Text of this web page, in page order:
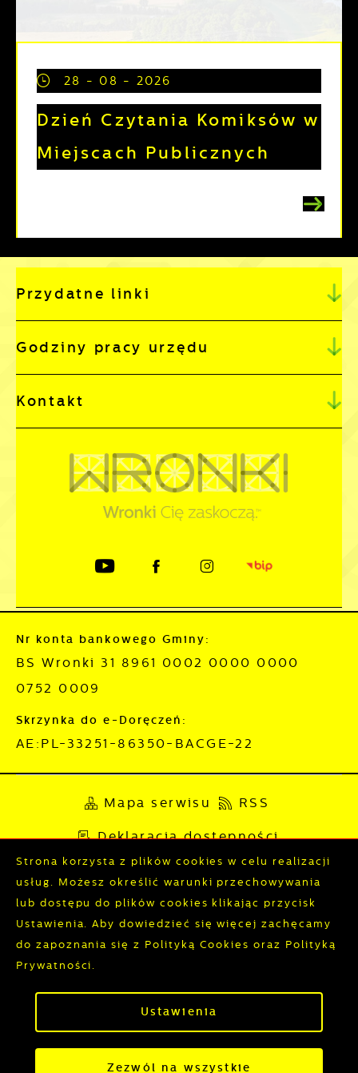
28 - 08 - 2026
Dzień Czytania Komiksów w
Miejscach Publicznych
Przydatne linki
Godziny pracy urzędu
Kontakt
Nr konta bankowego Gminy:
BS Wronki 31 8961 0002 0000 0000
0752 0009
Skrzynka do e-Doręczeń:
AE:PL-33251-86350-BACGE-22
Mapa serwisu RSS
Deklaracja dostępności
Polityka prywatności Sygnalista
Odwiedzin: 3825220 Online: 266
Powered by2ClickPortal®
- Portale nowej generacji
Strona korzysta z plików cookies w celu realizacji
usług. Możesz określić warunki przechowywania
lub dostępu do plików cookies klikając przycisk
Ustawienia. Aby dowiedzieć się więcej zachęcamy
do zapoznania się z Polityką Cookies oraz Polityką
Prywatności.
Ustawienia
Zezwól na wszystkie